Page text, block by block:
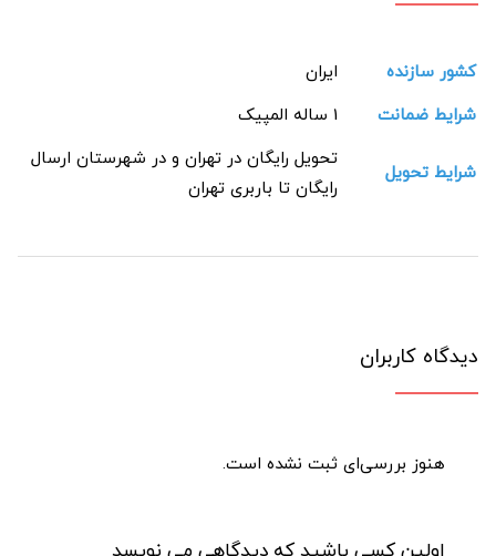
کشور سازنده
ایران
شرایط ضمانت
1 ساله المپیک
شرایط تحویل
تحویل رایگان در تهران و در شهرستان ارسال
رایگان تا باربری تهران
دیدگاه کاربران
هنوز بررسی‌ای ثبت نشده است.